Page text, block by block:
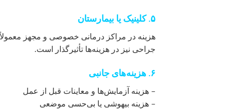
۵. کلینیک یا بیمارستان
هزینه در مراکز درمانی خصوصی و مجهز
جراحی نیز در هزینه‌ها تأثیرگذار است.
۶. هزینه‌های جانبی
– هزینه آزمایش‌ها و معاینات قبل از عمل
– هزینه بیهوشی یا بی‌حسی موضعی